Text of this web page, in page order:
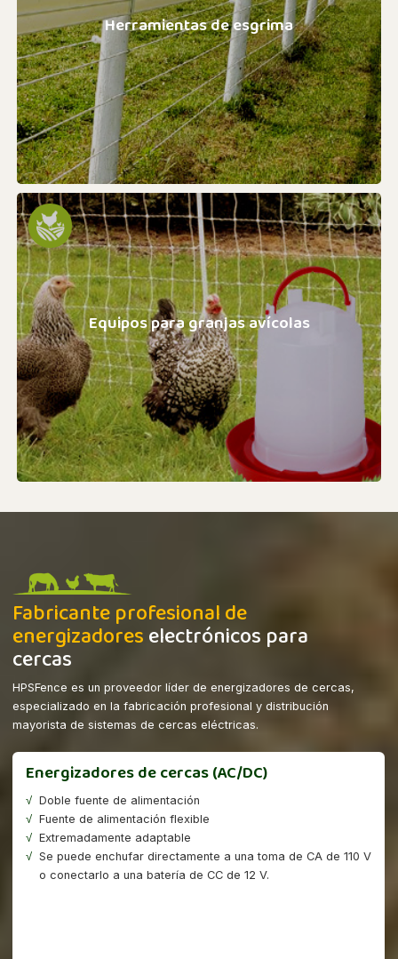
Herramientas de esgrima
Equipos para granjas avícolas
Fabricante profesional de
energizadoreselectrónicos para
cercas
HPSFence es un proveedor líder de energizadores de cercas,
especializado en la fabricación profesional y distribución
mayorista de sistemas de cercas eléctricas.
Energizadores de cercas (AC/DC)
Doble fuente de alimentación
Fuente de alimentación flexible
Extremadamente adaptable
Se puede enchufar directamente a una toma de CA de 110 V
o conectarlo a una batería de CC de 12 V.